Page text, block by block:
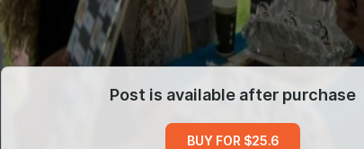
Post is available after purchase
BUY FOR $25.6